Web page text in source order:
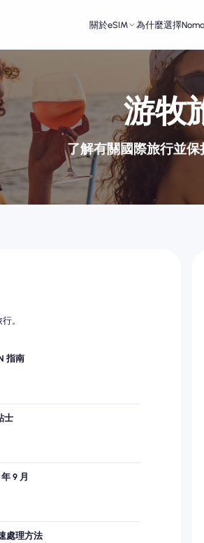
關於eSIM 為什麼選擇
游牧
了解有關國際旅行並
。
指南
士
9 月
處理方法